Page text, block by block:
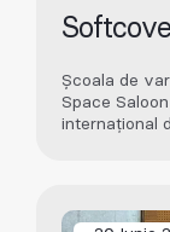
Școala de
Space
internațional